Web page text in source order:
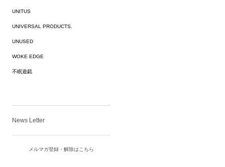
UNITUS
UNIVERSAL PRODUCTS.
UNUSED
WOKE EDGE
不眠遊戯
News Letter
メルマガ登録・解除はこちら